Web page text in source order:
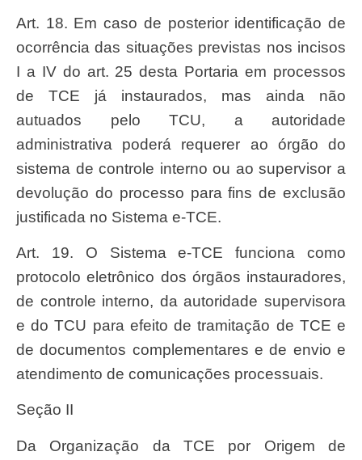
Art. 18. Em caso de posterior identificação de
ocorrência das situações previstas nos incisos
I a IV do art. 25 desta Portaria em processos
de TCE já instaurados, mas ainda não
autuados pelo TCU, a autoridade
administrativa poderá requerer ao órgão do
sistema de controle interno ou ao supervisor a
devolução do processo para fins de exclusão
justificada no Sistema e-TCE.
Art. 19. O Sistema e-TCE funciona como
protocolo eletrônico dos órgãos instauradores,
de controle interno, da autoridade supervisora
e do TCU para efeito de tramitação de TCE e
de documentos complementares e de envio e
atendimento de comunicações processuais.
Seção II
Da Organização da TCE por Origem de